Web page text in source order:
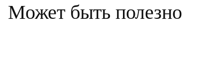
Может быть полезно